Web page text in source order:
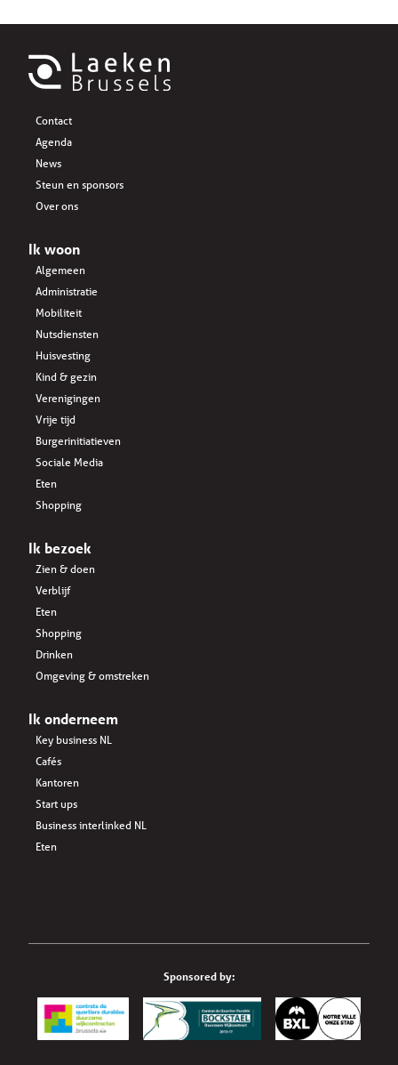
Contact
Agenda
News
Steun en sponsors
Over ons
Ik woon
Algemeen
Administratie
Mobiliteit
Nutsdiensten
Huisvesting
Kind & gezin
Verenigingen
Vrije tijd
Burgerinitiatieven
Sociale Media
Eten
Shopping
Ik bezoek
Zien & doen
Verblijf
Eten
Shopping
Drinken
Omgeving & omstreken
Ik onderneem
Key business NL
Cafés
Kantoren
Start ups
Business interlinked NL
Eten
Sponsored by: